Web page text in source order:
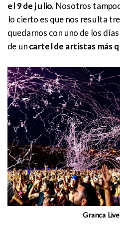
el 9 de julio.Nosotros
lo cierto es que nos resulta
quedarnos con uno de los
de uncartel de artistas más
Granca